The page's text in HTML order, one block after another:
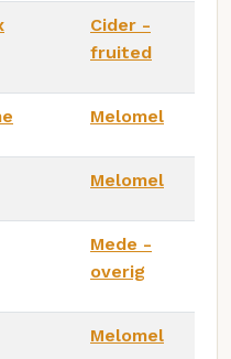
Cider -
fruited
Melomel
Melomel
Mede -
overig
Melomel